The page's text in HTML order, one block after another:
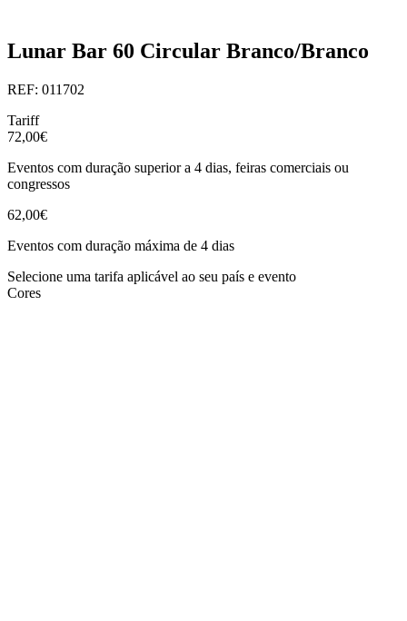
Lunar Bar 60 Circular Branco/Branco
REF: 011702
Tariff
72,00€
Eventos com duração superior a 4 dias, feiras comerciais ou
congressos
62,00€
Eventos com duração máxima de 4 dias
Selecione uma tarifa aplicável ao seu país e evento
Cores